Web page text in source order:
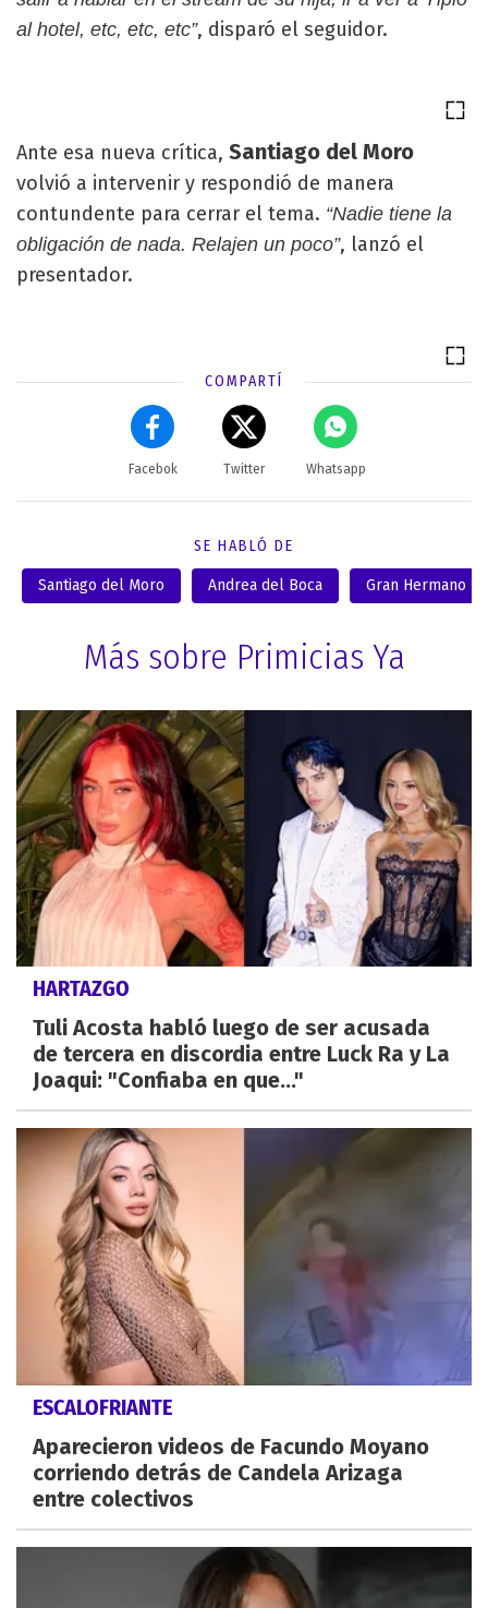
al hotel, etc, etc, etc”, disparó el seguidor.
Ante esa nueva crítica, Santiago del Moro
volvió a intervenir y respondió de manera
contundente para cerrar el tema. “Nadie tiene la
obligación de nada. Relajen un poco”, lanzó el
presentador.
COMPARTÍ
Facebok Twitter Whatsapp
SE HABLÓ DE
Santiago del Moro Andrea del Boca Gran Hermano
Más sobre Primicias Ya
HARTAZGO
Tuli Acosta habló luego de ser acusada
de tercera en discordia entre Luck Ra y La
Joaqui: "Confiaba en que..."
ESCALOFRIANTE
Aparecieron videos de Facundo Moyano
corriendo detrás de Candela Arizaga
entre colectivos